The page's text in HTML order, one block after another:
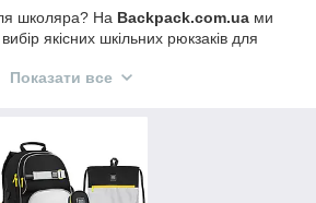
школяра? На Backpack.com.ua ми
якісних шкільних рюкзаків для
від школи, тому наші моделі
наш рюкзак для молодших
спинка— правильна постава з
Показати все